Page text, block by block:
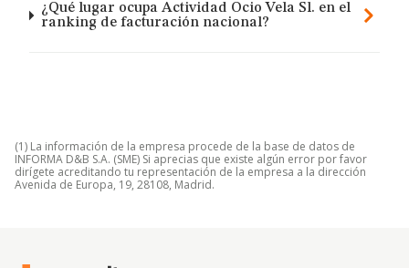
¿Qué lugar ocupa Actividad Ocio Vela Sl. en el
ranking de facturación nacional?
(1) La información de la empresa procede de la base de datos de
INFORMA D&B S.A. (SME) Si aprecias que existe algún error por favor
dirígete acreditando tu representación de la empresa a la dirección
Avenida de Europa, 19, 28108, Madrid.